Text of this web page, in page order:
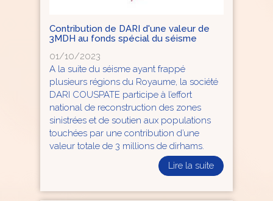
Contribution de DARI d'une valeur de
3MDH au fonds spécial du séisme
01/10/2023
A la suite du séisme ayant frappé
plusieurs régions du Royaume, la société
DARI COUSPATE participe à l’effort
national de reconstruction des zones
sinistrées et de soutien aux populations
touchées par une contribution d’une
valeur totale de 3 millions de dirhams.
Lire la suite